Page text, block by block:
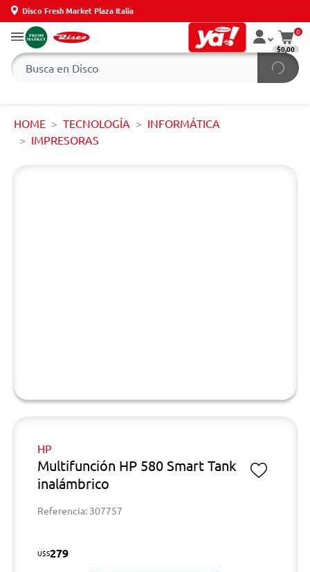
Disco Fresh Market Plaza Italia
0
$0,00
HOME TECNOLOGÍA
INFORMÁTICA
IMPRESORAS
HP
Multifunción HP 580 Smart Tank
inalámbrico
Referencia: 307757
U$S279